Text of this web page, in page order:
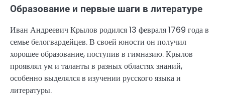
Образование и первые шаги в литературе
Иван Андреевич Крылов родился 13 февраля 1769 года в
семье белогвардейцев. В своей юности он получил
хорошее образование, поступив в гимназию. Крылов
проявлял ум и таланты в разных областях знаний,
особенно выделялся в изучении русского языка и
литературы.